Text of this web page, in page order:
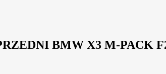
BMW X3 M-PACK